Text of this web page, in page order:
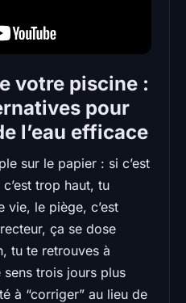
votre piscine :
pour
l’eau efficace
sur le papier : si c’est
trop haut, tu
vie, le piège, c’est
ça se dose
tu te retrouves à
sens trois jours plus
à “corriger” au lieu de